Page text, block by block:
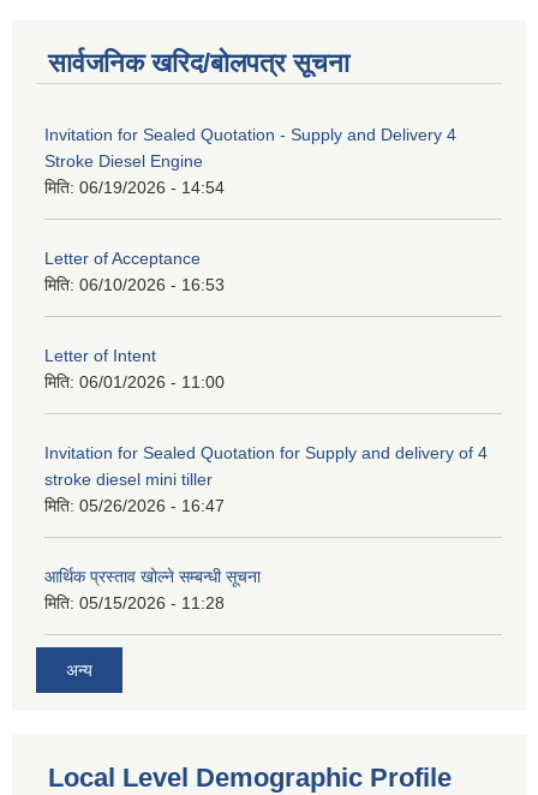
सार्वजनिक खरिद/बोलपत्र सूचना
Invitation for Sealed Quotation - Supply and Delivery 4
Stroke Diesel Engine
मिति: 06/19/2026 - 14:54
Letter of Acceptance
मिति: 06/10/2026 - 16:53
Letter of Intent
मिति: 06/01/2026 - 11:00
Invitation for Sealed Quotation for Supply and delivery of 4
stroke diesel mini tiller
मिति: 05/26/2026 - 16:47
आर्थिक प्रस्ताव खोल्ने सम्बन्धी सूचना
मिति: 05/15/2026 - 11:28
अन्य
Local Level Demographic Profile